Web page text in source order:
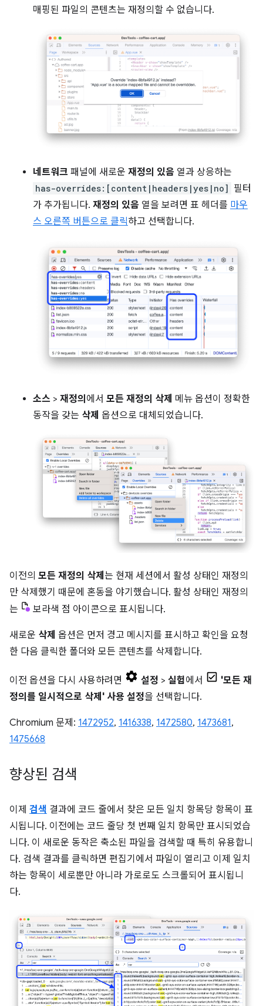
매핑된 파일의 콘텐츠는 재정의할 수 없습니다.
네트워크 패널에 새로운 재정의 있음 열과 상응하는
has-overrides:[content|headers|yes|no] 필터
가 추가됩니다. 재정의 있음 열을 보려면 표 헤더를 마우
스 오른쪽 버튼으로 클릭하고 선택합니다.
소스 > 재정의 에서 모든 재정의 삭제 메뉴 옵션이 정확한
동작을 갖는 삭제 옵션으로 대체되었습니다.
이전의 모든 재정의 삭제 는 현재 세션에서 활성 상태인 재정의
만 삭제했기 때문에 혼동을 야기했습니다. 활성 상태인 재정의
는
보라색 점 아이콘으로 표시됩니다.
새로운 삭제 옵션은 먼저 경고 메시지를 표시하고 확인을 요청
한 다음 클릭한 폴더와 모든 콘텐츠를 삭제합니다.
이전 옵션을 다시 사용하려면 설정 > 실험 에서
'모든 재
정의를 일시적으로 삭제' 사용 설정을 선택합니다.
Chromium 문제: 1472952, 1416338, 1472580, 1473681,
1475668
향상된 검색
이제 검색 결과에 코드 줄에서 찾은 모든 일치 항목당 항목이 표
시됩니다. 이전에는 코드 줄당 첫 번째 일치 항목만 표시되었습
니다. 이 새로운 동작은 축소된 파일을 검색할 때 특히 유용합니
다. 검색 결과를 클릭하면 편집기에서 파일이 열리고 이제 일치
하는 항목이 세로뿐만 아니라 가로로도 스크롤되어 표시됩니
다.